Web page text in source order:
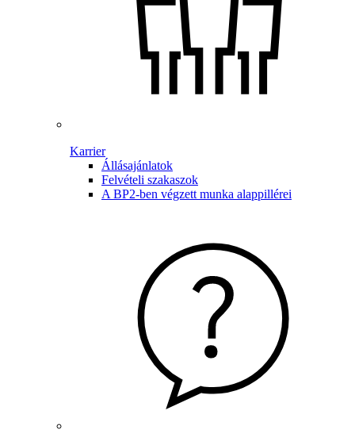
Karrier
Állásajánlatok
Felvételi szakaszok
A BP2-ben végzett munka alappillérei